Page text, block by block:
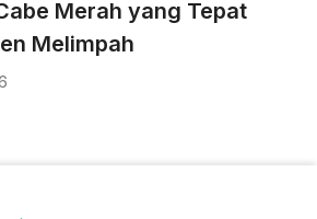
Merah yang Tepat
Melimpah